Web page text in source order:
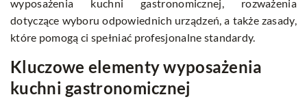
wyposażenia kuchni gastronomicznej, rozważenia
dotyczące wyboru odpowiednich urządzeń, a także zasady,
które pomogą ci spełniać profesjonalne standardy.
Kluczowe elementy wyposażenia
kuchni gastronomicznej